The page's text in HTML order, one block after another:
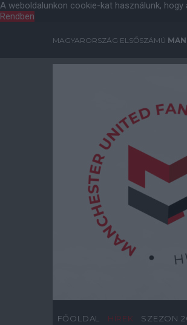
A weboldalunkon cookie-kat használunk,
Rendben
MAGYARORSZÁG ELSŐSZÁMÚ
FŐOLDAL HÍREK SZEZON